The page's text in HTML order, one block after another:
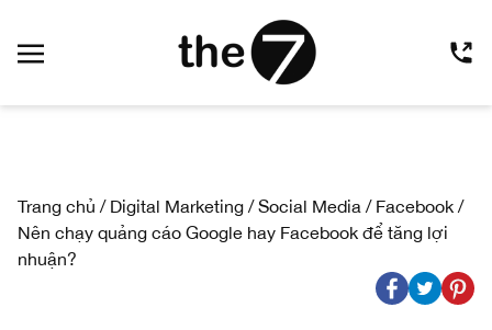
Trang chủ / Digital Marketing /Social Media / Facebook /
Nên chạy quảng cáo Google hay Facebook để tăng lợi
nhuận?